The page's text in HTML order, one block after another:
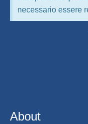
necessario essere
About